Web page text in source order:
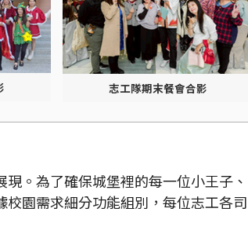
志工隊期末餐會合影
。為了確保城堡裡的每一位小王子、
園需求細分功能組別，每位志工各司